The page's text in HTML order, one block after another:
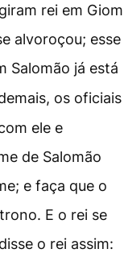
rei em Giom
alvoroçou; esse
Salomão já está
os oficiais
ele e
de Salomão
e faça que o
E o rei se
o rei assim: